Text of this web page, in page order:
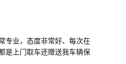
专业，态度非常好、每次在
是上门取车还赠送我车辆保